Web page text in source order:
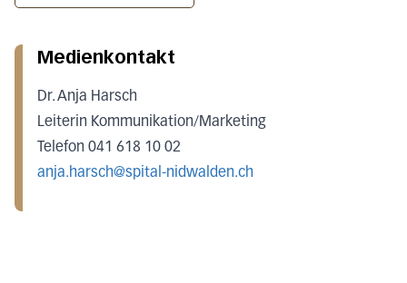
Medienkontakt
Dr. Anja Harsch
Leiterin Kommunikation/Marketing
Telefon 041 618 10 02
anja.harsch@spital-nidwalden.ch